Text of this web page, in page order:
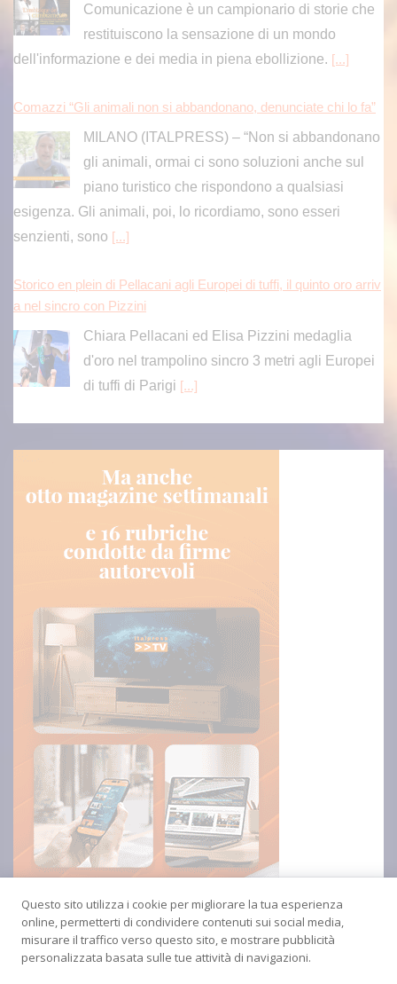
Comunicazione è un campionario di storie che
restituiscono la sensazione di un mondo
dell'informazione e dei media in piena ebollizione. [...]
Comazzi “Gli animali non si abbandonano, denunciate chi lo fa”
MILANO (ITALPRESS) – “Non si abbandonano
gli animali, ormai ci sono soluzioni anche sul
piano turistico che rispondono a qualsiasi
esigenza. Gli animali, poi, lo ricordiamo, sono esseri
senzienti, sono [...]
Storico en plein di Pellacani agli Europei di tuffi, il quinto oro arriv
a nel sincro con Pizzini
Chiara Pellacani ed Elisa Pizzini medaglia
d'oro nel trampolino sincro 3 metri agli Europei
di tuffi di Parigi [...]
Questo sito utilizza i cookie per migliorare la tua esperienza
online, permetterti di condividere contenuti sui social media,
misurare il traffico verso questo sito, e mostrare pubblicità
personalizzata basata sulle tue attività di navigazioni.